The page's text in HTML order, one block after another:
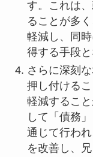
す。これは
ることが多
軽減し、同
得する手段と
さらに深刻
押し付ける
軽減するこ
して「債務
通じて行わ
を改善し、